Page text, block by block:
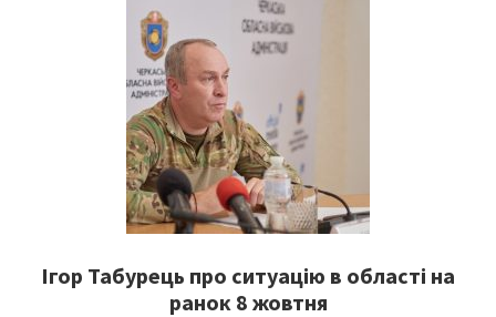
Ігор Табурець про ситуацію в області на
ранок 8 жовтня